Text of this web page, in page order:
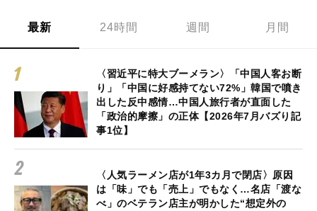
最新 24時間 週間 月間
〈習近平に特大ブーメラン〉「中国人客お断
り」「中国に好感持てない72%」韓国で噴き
出した反中感情…中国人旅行者が直面した
「政治的摩擦」の正体【2026年7月バズり記
事1位】
〈人気ラーメン店が1年3カ月で閉店〉原因
は「味」でも「売上」でもなく…名店「渡な
べ」のベテラン店主が明かした“想定外の